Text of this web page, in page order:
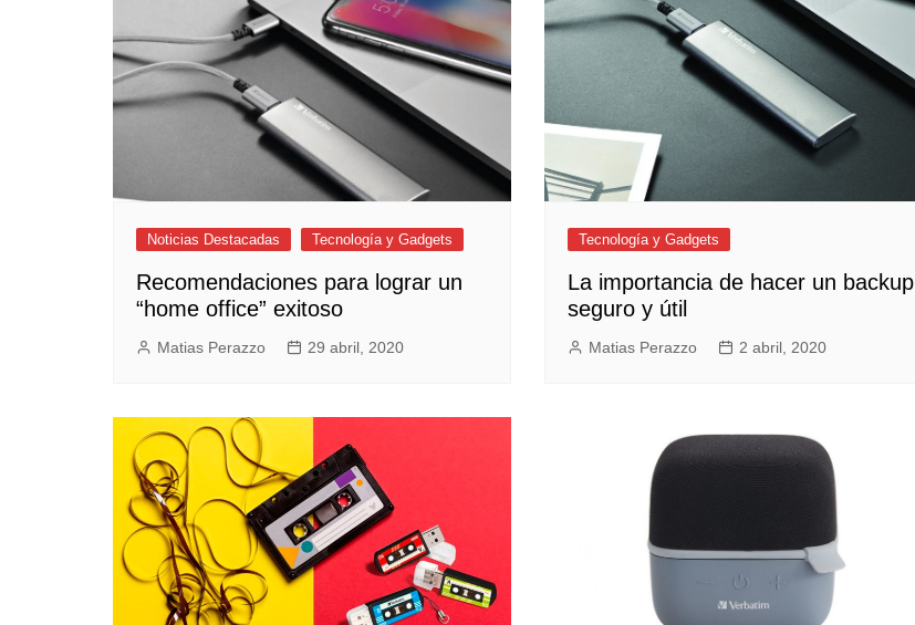
Empresas y Negocios
Automotos
Espectáculos
Trendy News
Noticias Destacadas Tecnología y Gadgets
Recomendaciones para lograr un
“home office” exitoso
Matias Perazzo 29 abril, 2020
Tecnología y Gadgets
La importancia de hacer un backup
seguro y útil
Matias Perazzo 2 abril, 2020